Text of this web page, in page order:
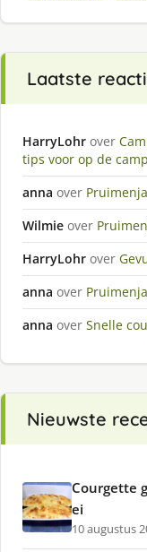
Laatste
HarryLohr over
tips voor op de
anna over
Wilmie over
HarryLohr over
anna over
anna over Snelle
Nieuwste
Courgette
ei
10 augustus